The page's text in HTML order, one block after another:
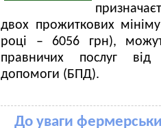
двох прожиткових
році – 6056 грн),
правничих послуг від
допомоги (БПД).
До уваги